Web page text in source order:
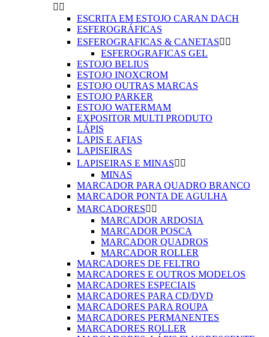
 
ESCRITA EM ESTOJO CARAN DACH
ESFEROGRÁFICAS
ESFEROGRAFICAS & CANETAS 
ESFEROGRAFICAS GEL
ESTOJO BELIUS
ESTOJO INOXCROM
ESTOJO OUTRAS MARCAS
ESTOJO PARKER
ESTOJO WATERMAM
EXPOSITOR MULTI PRODUTO
LÁPIS
LAPIS E AFIAS
LAPISEIRAS
LAPISEIRAS E MINAS 
MINAS
MARCADOR PARA QUADRO BRANCO
MARCADOR PONTA DE AGULHA
MARCADORES 
MARCADOR ARDOSIA
MARCADOR POSCA
MARCADOR QUADROS
MARCADOR ROLLER
MARCADORES DE FELTRO
MARCADORES E OUTROS MODELOS
MARCADORES ESPECIAIS
MARCADORES PARA CD/DVD
MARCADORES PARA ROUPA
MARCADORES PERMANENTES
MARCADORES ROLLER